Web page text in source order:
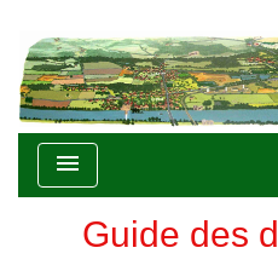
menu
Guide des